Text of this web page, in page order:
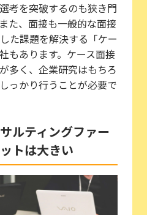
考を突破するのも狭き門
た、面接も一般的な面接
た課題を解決する「ケー
もあります。ケース面接
多く、企業研究はもちろ
っかり行うことが必要で
ルティングファー
トは大きい